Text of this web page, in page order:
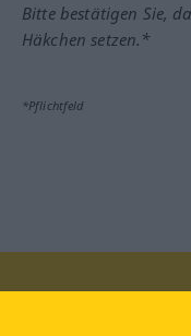
Bitte bestätigen Sie,
Häkchen setzen.*
*Pflichtfeld